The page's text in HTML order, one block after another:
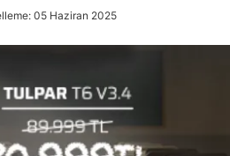
05 Haziran 2025